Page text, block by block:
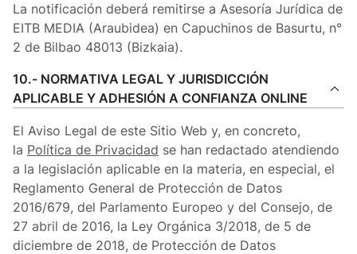
La notificación deberá remitirse a Asesoría Jurídica de
EITB MEDIA (Araubidea) en Capuchinos de Basurtu, n°
2 de Bilbao 48013 (Bizkaia).
10.- NORMATIVA LEGAL Y JURISDICCIÓN
APLICABLE Y ADHESIÓN A CONFIANZA ONLINE
El Aviso Legal de este Sitio Web y, en concreto,
la Política de Privacidad se han redactado atendiendo
a la legislación aplicable en la materia, en especial, el
Reglamento General de Protección de Datos
2016/679, del Parlamento Europeo y del Consejo, de
27 abril de 2016, la Ley Orgánica 3/2018, de 5 de
diciembre de 2018, de Protección de Datos